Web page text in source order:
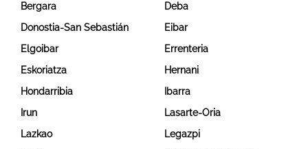
Bergara
Deba
Donostia-San Sebastián
Eibar
Elgoibar
Errenteria
Eskoriatza
Hernani
Hondarribia
Ibarra
Irun
Lasarte-Oria
Lazkao
Legazpi